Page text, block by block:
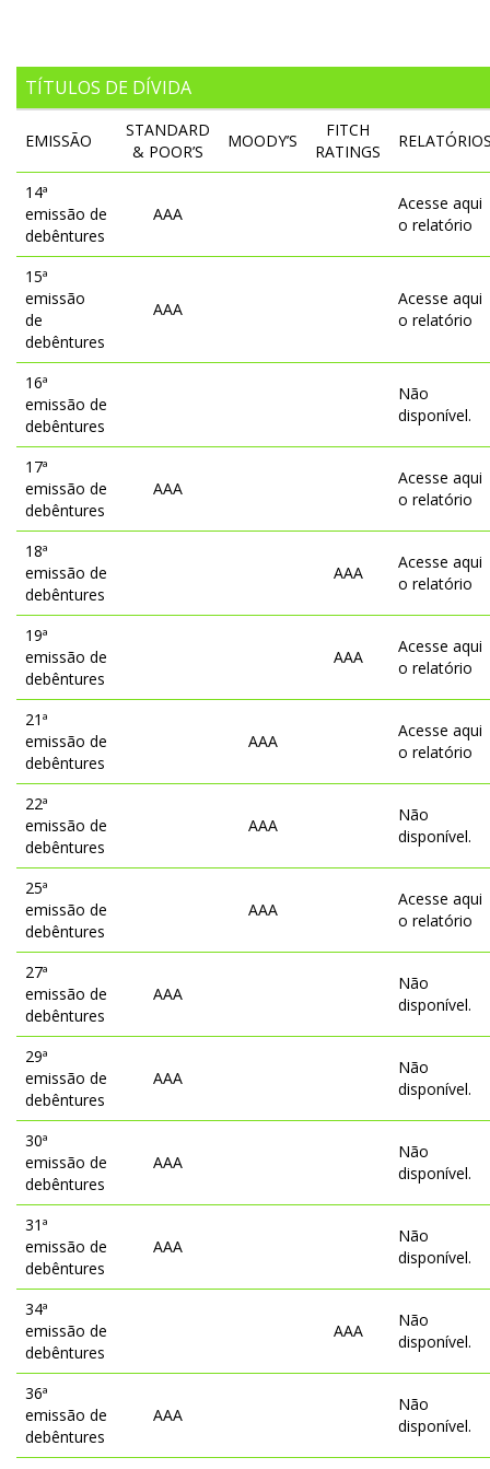
TÍTULOS DE DÍVIDA
EMISSÃO
STANDARD
& POOR’S
MOODY’S
FITCH
RATINGS
14ª
emissão de
debêntures
AAA
Acesse aqui
o relatório
15ª
emissão
de
debêntures
AAA
Acesse aqui
o relatório
16ª
emissão de
debêntures
Não
disponível.
17ª
emissão de
debêntures
AAA
Acesse aqui
o relatório
18ª
emissão de
debêntures
AAA
Acesse aqui
o relatório
19ª
emissão de
debêntures
AAA
Acesse aqui
o relatório
21ª
emissão de
debêntures
AAA
Acesse aqui
o relatório
22ª
emissão de
debêntures
AAA
Não
disponível.
25ª
emissão de
debêntures
AAA
Acesse aqui
o relatório
27ª
emissão de
debêntures
AAA
Não
disponível.
29ª
emissão de
debêntures
AAA
Não
disponível.
30ª
emissão de
debêntures
AAA
Não
disponível.
31ª
emissão de
debêntures
AAA
Não
disponível.
34ª
emissão de
debêntures
AAA
Não
disponível.
36ª
emissão de
debêntures
AAA
Não
disponível.